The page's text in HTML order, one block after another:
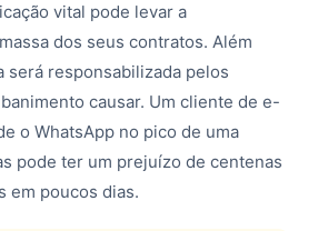
vital pode levar a
dos seus contratos. Além
será responsabilizada pelos
causar. Um cliente de e-
o WhatsApp no pico de uma
pode ter um prejuízo de centenas
em poucos dias.